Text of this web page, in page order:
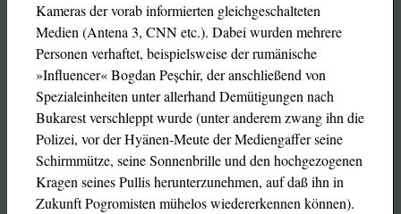
Kameras der vorab informierten gleichgeschalteten
Medien (Antena 3, CNN etc.). Dabei wurden mehrere
Personen verhaftet, beispielsweise der rumänische
»Influencer« Bogdan Peșchir, der anschließend von
Spezialeinheiten unter allerhand Demütigungen nach
Bukarest verschleppt wurde (unter anderem zwang ihn die
Polizei, vor der Hyänen-Meute der Mediengaffer seine
Schirmmütze, seine Sonnenbrille und den hochgezogenen
Kragen seines Pullis herunterzunehmen, auf daß ihn in
Zukunft Pogromisten mühelos wiedererkennen können).